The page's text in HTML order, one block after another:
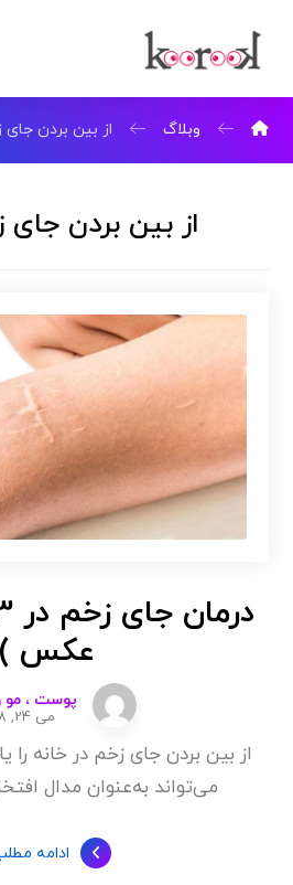
وبلاگ از بین بردن جای
از بین بردن
عکس )
پوست ، مو
می 24, 2018
از بین بردن جای زخم در خانه را
می‌تواند به‌عنوان مدال‌
ادامه